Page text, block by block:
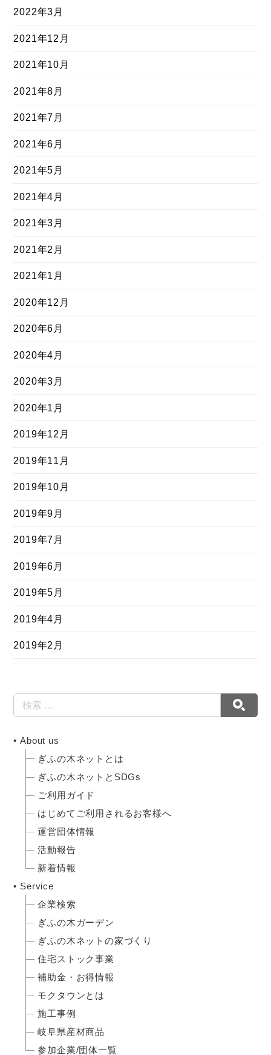
2022年3月
2021年12月
2021年10月
2021年8月
2021年7月
2021年6月
2021年5月
2021年4月
2021年3月
2021年2月
2021年1月
2020年12月
2020年6月
2020年4月
2020年3月
2020年1月
2019年12月
2019年11月
2019年10月
2019年9月
2019年7月
2019年6月
2019年5月
2019年4月
2019年2月
About us
ぎふの木ネットとは
ぎふの木ネットとSDGs
ご利用ガイド
はじめてご利用されるお客様へ
運営団体情報
活動報告
新着情報
Service
企業検索
ぎふの木ガーデン
ぎふの木ネットの家づくり
住宅ストック事業
補助金・お得情報
モクタウンとは
施工事例
岐阜県産材商品
参加企業/団体一覧